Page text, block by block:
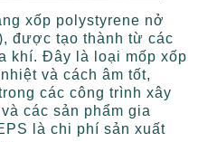
xốp polystyrene nở
được tạo thành từ các
khí. Đây là loại mốp xốp
và cách âm tốt,
các công trình xây
các sản phẩm gia
là chi phí sản xuất